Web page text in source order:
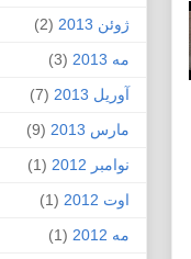
ژوئن 2013
(2)
مه 2013
(3)
آوریل 2013
(7)
مارس 2013
(9)
نوامبر 2012
(1)
اوت 2012
(1)
مه 2012
(1)